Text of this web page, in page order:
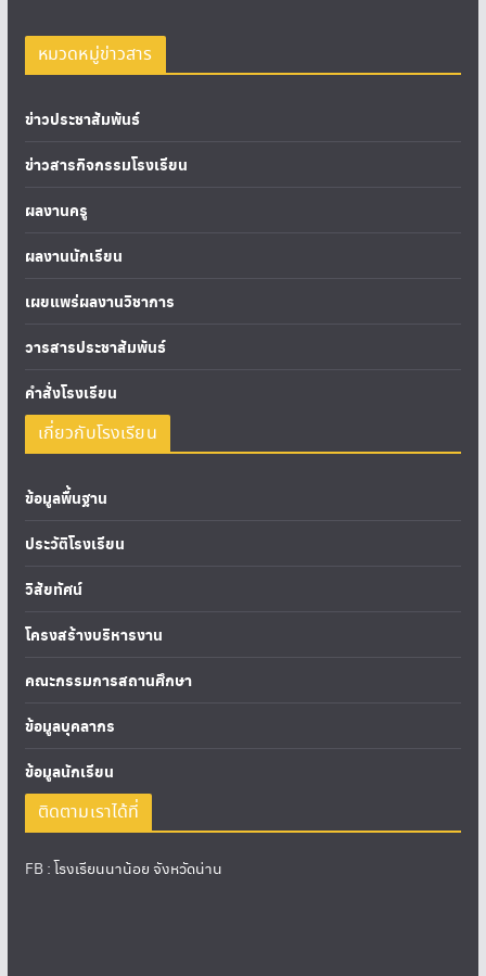
หมวดหมู่ข่าวสาร
ข่าวประชาสัมพันธ์
ข่าวสารกิจกรรมโรงเรียน
ผลงานครู
ผลงานนักเรียน
เผยแพร่ผลงานวิชาการ
วารสารประชาสัมพันธ์
คำสั่งโรงเรียน
เกี่ยวกับโรงเรียน
ข้อมูลพื้นฐาน
ประวัติโรงเรียน
วิสัยทัศน์
โครงสร้างบริหารงาน
คณะกรรมการสถานศึกษา
ข้อมูลบุคลากร
ข้อมูลนักเรียน
ติดตามเราได้ที่
FB :โรงเรียนนาน้อย จังหวัดน่าน